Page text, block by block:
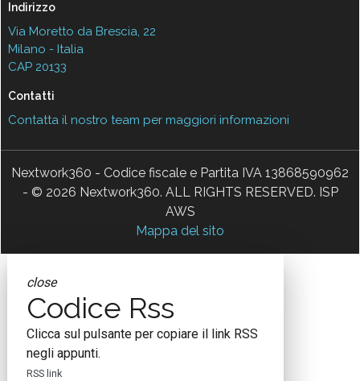
Indirizzo
Via Moretto da Brescia, 22
Milano - Italia
CAP 20133
Contatti
Contatta il nostro team per maggiori informazioni
Nextwork360 - Codice fiscale e Partita IVA 13868590962
- © 2026 Nextwork360. ALL RIGHTS RESERVED. ISP
AWS
Mappa del sito
close
Codice Rss
Clicca sul pulsante per copiare il link RSS
negli appunti.
RSS link